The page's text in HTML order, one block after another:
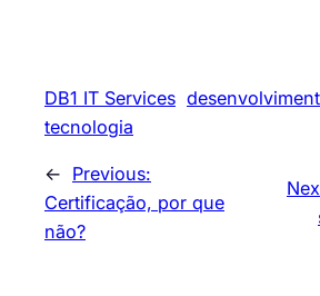
DB1 IT Services
tecnologia
← Previous:
Certificação, por que
não?